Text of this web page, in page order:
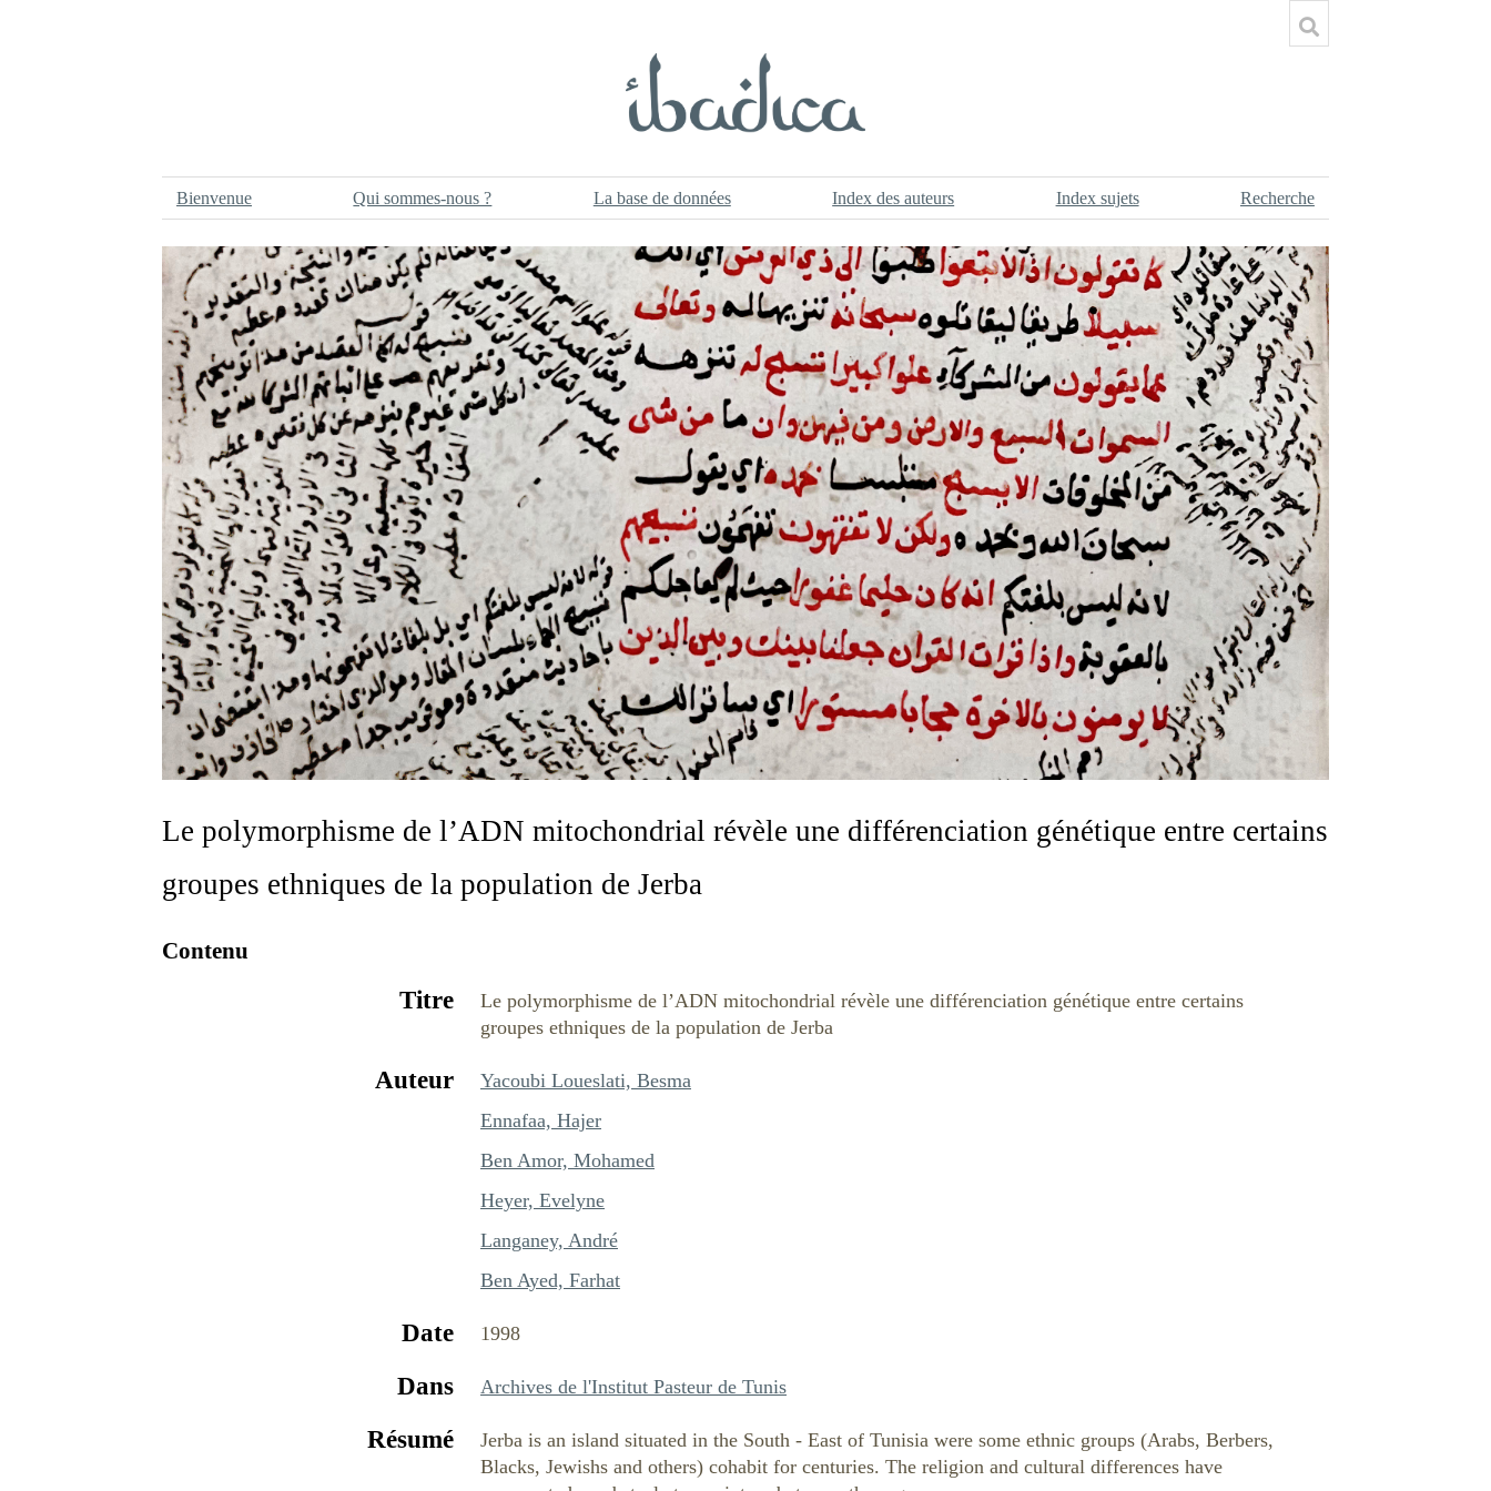
Bienvenue Qui sommes-nous ? La base de données Index des auteurs Index sujets Recherche
Le polymorphisme de l’ADN mitochondrial révèle une différenciation génétique entre certains
groupes ethniques de la population de Jerba
Contenu
Titre
Le polymorphisme de l’ADN mitochondrial révèle une différenciation génétique entre certains
groupes ethniques de la population de Jerba
Auteur
Yacoubi Loueslati, Besma
Ennafaa, Hajer
Ben Amor, Mohamed
Heyer, Evelyne
Langaney, André
Ben Ayed, Farhat
Date 1998
Dans Archives de l'Institut Pasteur de Tunis
Résumé
Jerba is an island situated in the South - East of Tunisia were some ethnic groups (Arabs, Berbers,
Blacks, Jewishs and others) cohabit for centuries. The religion and cultural differences have